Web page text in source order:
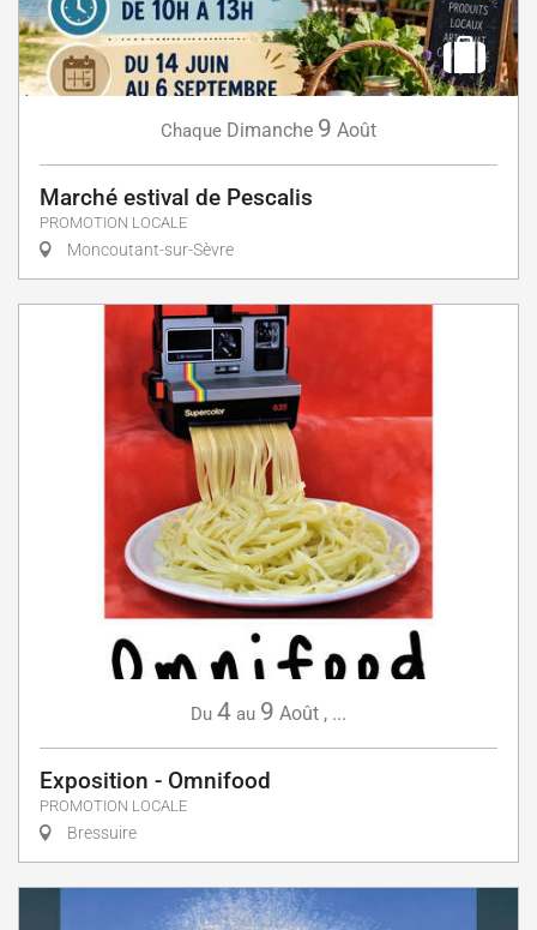
Chaque Dimanche 9 Août
Marché estival de Pescalis
PROMOTION LOCALE
Moncoutant-sur-Sèvre
Du 4 au 9 Août , ...
Exposition - Omnifood
PROMOTION LOCALE
Bressuire